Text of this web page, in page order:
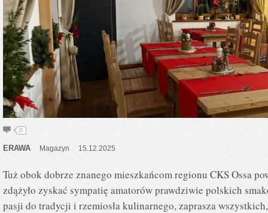
0
ERAWA Magazyn 15.12.2025
Tuż obok dobrze znanego mieszkańcom regionu CKS Ossa
zdążyło zyskać sympatię amatorów prawdziwie polskich
pasji do tradycji i rzemiosła kulinarnego, zaprasza